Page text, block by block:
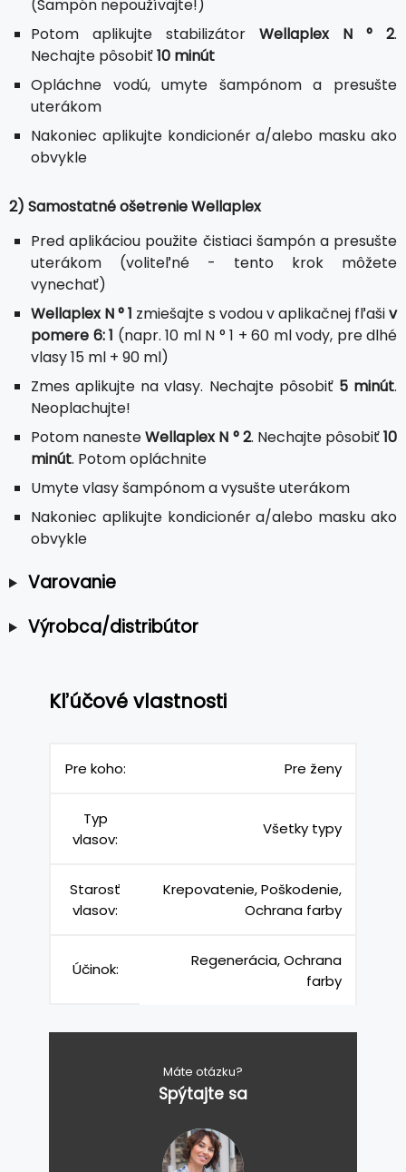
(Šampón nepoužívajte!)
Potom aplikujte stabilizátor Wellaplex N ° 2.
Nechajte pôsobiť10 minút
Opláchne vodú, umyte šampónom a presušte
uterákom
Nakoniec aplikujte kondicionér a/alebo masku ako
obvykle
2) Samostatné ošetrenie Wellaplex
Pred aplikáciou použite čistiaci šampón a presušte
uterákom (voliteľné - tento krok môžete
vynechať)
Wellaplex N ° 1 zmiešajte s vodou v aplikačnej fľašiv
pomere 6: 1 (napr. 10 ml N ° 1 + 60 ml vody, pre dlhé
vlasy 15 ml + 90 ml)
Zmes aplikujte na vlasy. Nechajte pôsobiť 5 minút.
Neoplachujte!
Potom nanesteWellaplex N ° 2. Nechajte pôsobiť10
minút. Potom opláchnite
Umyte vlasy šampónom a vysušte uterákom
Nakoniec aplikujte kondicionér a/alebo masku ako
obvykle
Varovanie
Výrobca/distribútor
Kľúčové vlastnosti
Pre koho: Pre ženy
Typ
vlasov:
Všetky typy
Starosť
vlasov:
Krepovatenie, Poškodenie,
Ochrana farby
Účinok:
Regenerácia, Ochrana
farby
Máte otázku?
Spýtajte sa